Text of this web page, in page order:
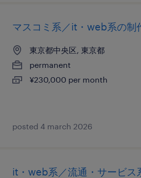
マスコミ系／it・web系の制
東京都中央区, 東京都
permanent
¥230,000 per month
posted 4 march 2026
it・web系／流通・サービス